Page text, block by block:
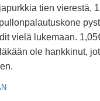
tien vierestä,
vielä lukemaan.
ole hankkinut,